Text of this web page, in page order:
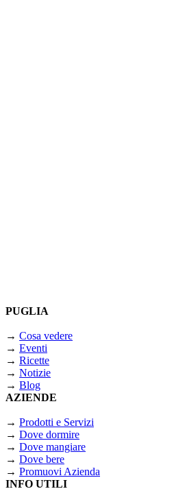
PUGLIA
→ Cosa vedere
→ Eventi
→ Ricette
→ Notizie
→ Blog
AZIENDE
→ Prodotti e Servizi
→ Dove dormire
→ Dove mangiare
→ Dove bere
→ Promuovi Azienda
INFO UTILI